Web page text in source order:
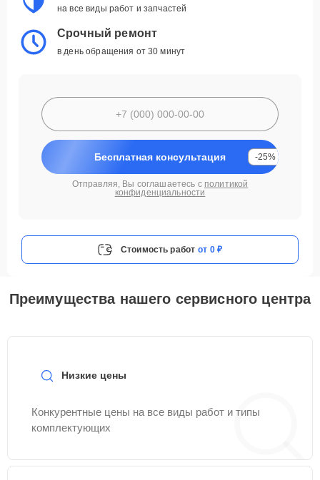
на все виды работ и запчастей
Срочный ремонт
в день обращения от 30 минут
Бесплатная консультация -25%
Отправляя, Вы соглашаетесь с политикой
конфиденциальности
Стоимость работ от 0 ₽
Преимущества нашего сервисного центра
Низкие цены
Конкурентные цены на все виды работ и типы
комплектующих